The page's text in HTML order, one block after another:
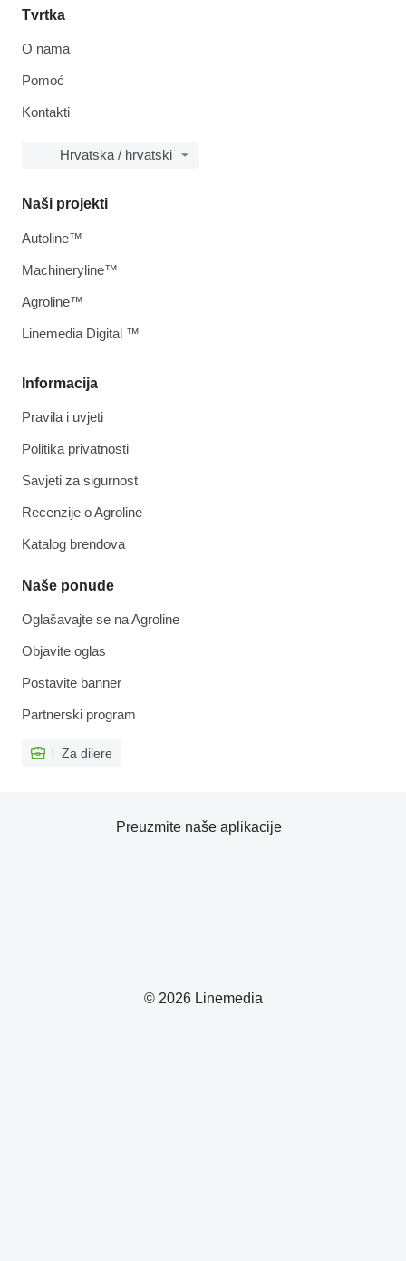
Tvrtka
O nama
Pomoć
Kontakti
Hrvatska / hrvatski
Informacija
Pravila i uvjeti
Politika privatnosti
Savjeti za sigurnost
Recenzije o Agroline
Katalog brendova
Naše ponude
Oglašavajte se na Agroline
Objavite oglas
Postavite banner
Partnerski program
Za dilere
Naši projekti
Autoline™
Machineryline™
Agroline™
Linemedia Digital ™
© 2026 Linemedia
Preuzmite naše aplikacije